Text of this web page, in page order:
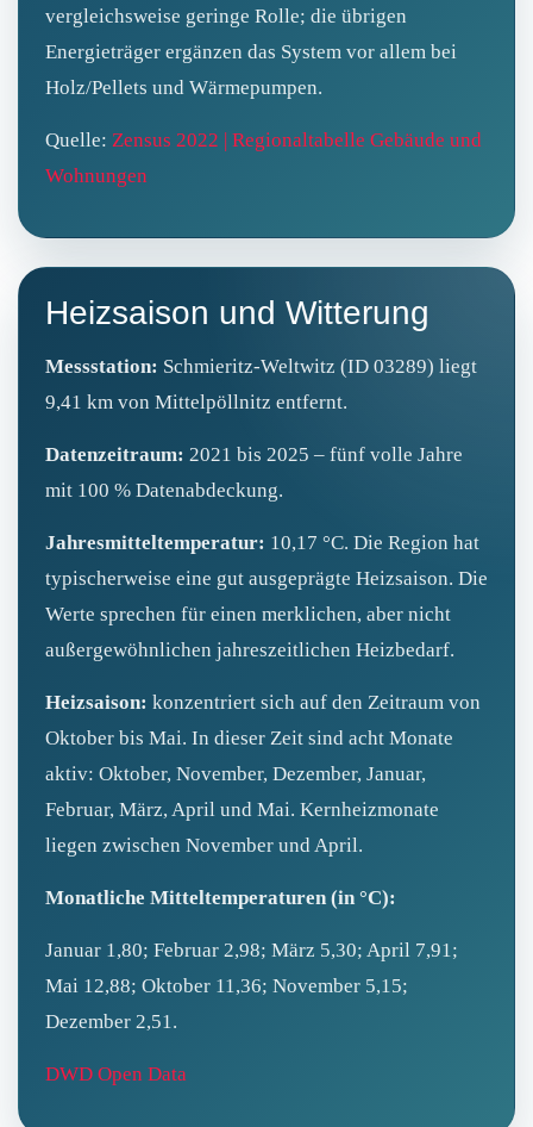
vergleichsweise geringe Rolle; die übrigen
Energieträger ergänzen das System vor allem bei
Holz/Pellets und Wärmepumpen.
Quelle: Zensus 2022 | Regionaltabelle Gebäude und
Wohnungen
Heizsaison und Witterung
Messstation: Schmieritz-Weltwitz (ID 03289) liegt
9,41 km von Mittelpöllnitz entfernt.
Datenzeitraum: 2021 bis 2025 – fünf volle Jahre
mit 100 % Datenabdeckung.
Jahresmitteltemperatur: 10,17 °C. Die Region hat
typischerweise eine gut ausgeprägte Heizsaison. Die
Werte sprechen für einen merklichen, aber nicht
außergewöhnlichen jahreszeitlichen Heizbedarf.
Heizsaison: konzentriert sich auf den Zeitraum von
Oktober bis Mai. In dieser Zeit sind acht Monate
aktiv: Oktober, November, Dezember, Januar,
Februar, März, April und Mai. Kernheizmonate
liegen zwischen November und April.
Monatliche Mitteltemperaturen (in °C):
Januar 1,80; Februar 2,98; März 5,30; April 7,91;
Mai 12,88; Oktober 11,36; November 5,15;
Dezember 2,51.
DWD Open Data